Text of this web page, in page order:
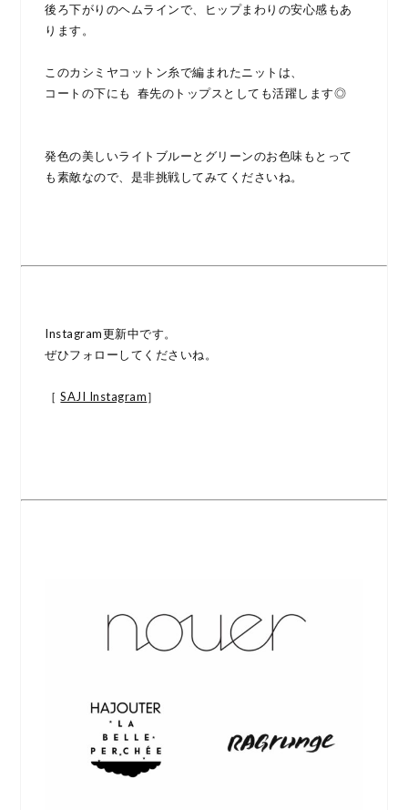
後ろ下がりのヘムラインで、ヒップまわりの安心感もあ
ります。
このカシミヤコットン糸で編まれたニットは、
コートの下にも 春先のトップスとしても活躍します◎
発色の美しいライトブルーとグリーンのお色味もとって
も素敵なので、是非挑戦してみてくださいね。
Instagram更新中です。
ぜひフォローしてくださいね。
［SAJI Instagram］